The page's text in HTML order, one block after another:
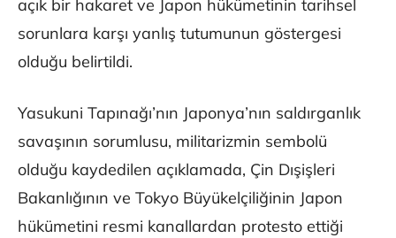
açık bir hakaret ve Japon hükümetinin tarihsel
sorunlara karşı yanlış tutumunun göstergesi
olduğu belirtildi.
Yasukuni Tapınağı’nın Japonya’nın saldırganlık
savaşının sorumlusu, militarizmin sembolü
olduğu kaydedilen açıklamada, Çin Dışişleri
Bakanlığının ve Tokyo Büyükelçiliğinin Japon
hükümetini resmi kanallardan protesto ettiği